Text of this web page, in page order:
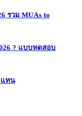
รวม MUAs to
? แบบทดสอบ
แทน